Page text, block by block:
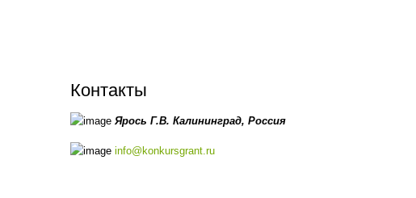
Контакты
Ярось Г.В. Калининград, Россия
info@konkursgrant.ru